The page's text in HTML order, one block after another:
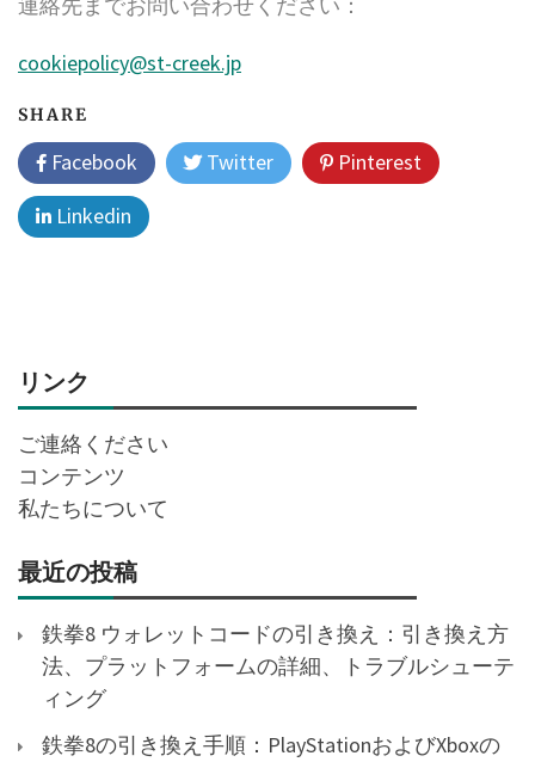
連絡先までお問い合わせください：
cookiepolicy@st-creek.jp
SHARE
Facebook Twitter
Pinterest
Linkedin
リンク
ご連絡ください
コンテンツ
私たちについて
最近の投稿
鉄拳8 ウォレットコードの引き換え：引き換え方
法、プラットフォームの詳細、トラブルシューテ
ィング
鉄拳8の引き換え手順：PlayStationおよびXboxの